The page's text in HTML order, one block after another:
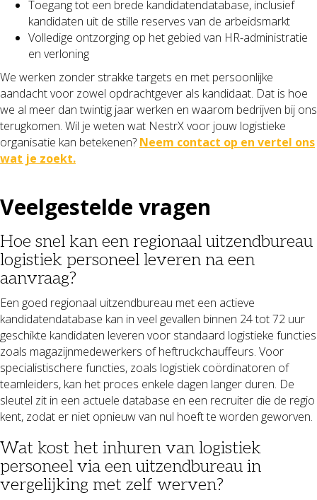
Toegang tot een brede kandidatendatabase, inclusief
kandidaten uit de stille reserves van de arbeidsmarkt
Volledige ontzorging op het gebied van HR-administratie
en verloning
We werken zonder strakke targets en met persoonlijke
aandacht voor zowel opdrachtgever als kandidaat. Dat is hoe
we al meer dan twintig jaar werken en waarom bedrijven bij ons
terugkomen. Wil je weten wat NestrX voor jouw logistieke
organisatie kan betekenen? Neem contact op en vertel ons
wat je zoekt.
Veelgestelde vragen
Hoe snel kan een regionaal uitzendbureau
logistiek personeel leveren na een
aanvraag?
Een goed regionaal uitzendbureau met een actieve
kandidatendatabase kan in veel gevallen binnen 24 tot 72 uur
geschikte kandidaten leveren voor standaard logistieke functies
zoals magazijnmedewerkers of heftruckchauffeurs. Voor
specialistischere functies, zoals logistiek coördinatoren of
teamleiders, kan het proces enkele dagen langer duren. De
sleutel zit in een actuele database en een recruiter die de regio
kent, zodat er niet opnieuw van nul hoeft te worden geworven.
Wat kost het inhuren van logistiek
personeel via een uitzendbureau in
vergelijking met zelf werven?